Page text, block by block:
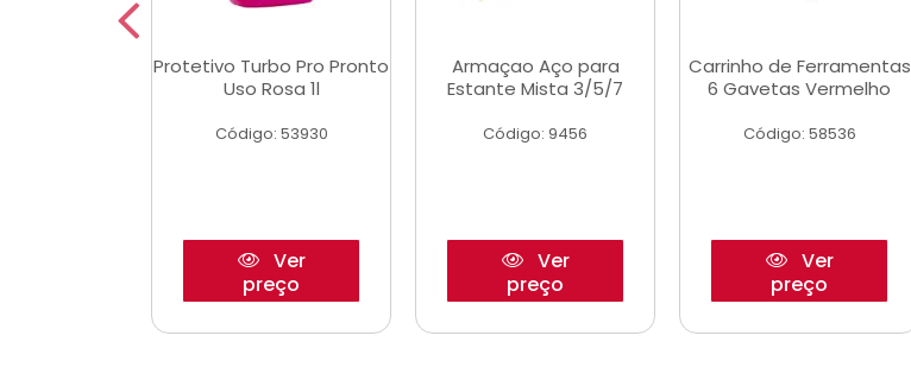
Protetivo Turbo Pro Pronto
Uso Rosa 1l
Código: 53930
Ver
preço
Armaçao Aço para
Estante Mista 3/5/7
Código: 9456
Ver
preço
Carrinho de Ferramentas
6 Gavetas Vermelho
Código: 58536
Ver
preço